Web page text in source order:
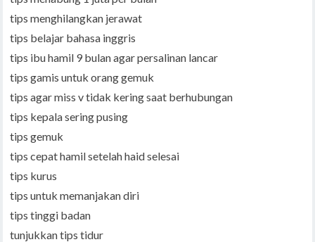
tips menghilangkan jerawat
tips belajar bahasa inggris
tips ibu hamil 9 bulan agar persalinan lancar
tips gamis untuk orang gemuk
tips agar miss v tidak kering saat berhubungan
tips kepala sering pusing
tips gemuk
tips cepat hamil setelah haid selesai
tips kurus
tips untuk memanjakan diri
tips tinggi badan
tunjukkan tips tidur